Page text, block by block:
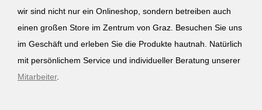
wir sind nicht nur ein Onlineshop, sondern betreiben auch
einen großen Store im Zentrum von Graz. Besuchen Sie uns
im Geschäft und erleben Sie die Produkte hautnah. Natürlich
mit persönlichem Service und individueller Beratung unserer
Mitarbeiter.